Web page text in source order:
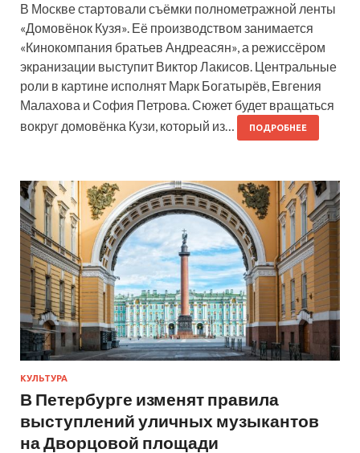
В Москве стартовали съёмки полнометражной ленты
«Домовёнок Кузя». Её производством занимается
«Кинокомпания братьев Андреасян», а режиссёром
экранизации выступит Виктор Лакисов. Центральные
роли в картине исполнят Марк Богатырёв, Евгения
Малахова и София Петрова. Сюжет будет вращаться
вокруг домовёнка Кузи, который из…
ПОДРОБНЕЕ
КУЛЬТУРА
В Петербурге изменят правила
выступлений уличных музыкантов
на Дворцовой площади